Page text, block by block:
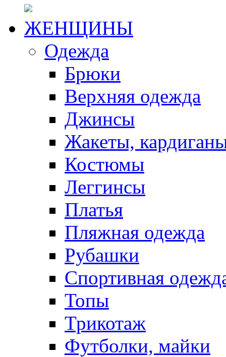
ЖЕНЩИНЫ
Одежда
Брюки
Верхняя одежда
Джинсы
Жакеты,
Костюмы
Леггинсы
Платья
Пляжная одежда
Рубашки
Спортивная
Топы
Трикотаж
Футболки, майки